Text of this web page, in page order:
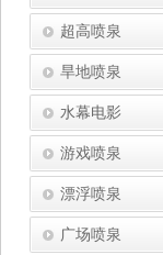
超高喷泉
旱地喷泉
水幕电影
游戏喷泉
漂浮喷泉
广场喷泉